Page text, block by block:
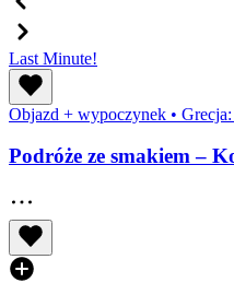
Last Minute!
Objazd + wypoczynek •
Podróże ze smakiem –